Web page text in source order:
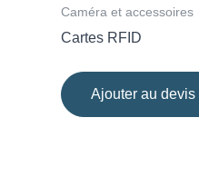
Caméra et accessoires
Cartes RFID
Ajouter au devis